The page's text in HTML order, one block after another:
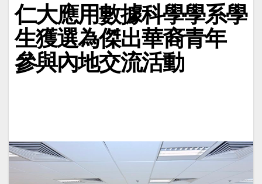
仁大應用數據科學學系學
生獲選為傑出華裔青年
參與內地交流活動